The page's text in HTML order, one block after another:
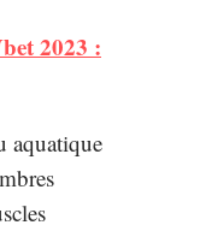
2023 :
aquatique